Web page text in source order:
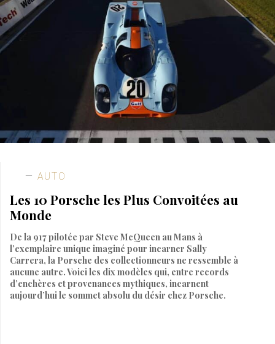
AUTO
Les 10 Porsche les Plus Convoitées au
Monde
De la 917 pilotée par Steve McQueen au Mans à
l’exemplaire unique imaginé pour incarner Sally
Carrera, la Porsche des collectionneurs ne ressemble à
aucune autre. Voici les dix modèles qui, entre records
d’enchères et provenances mythiques, incarnent
aujourd’hui le sommet absolu du désir chez Porsche.